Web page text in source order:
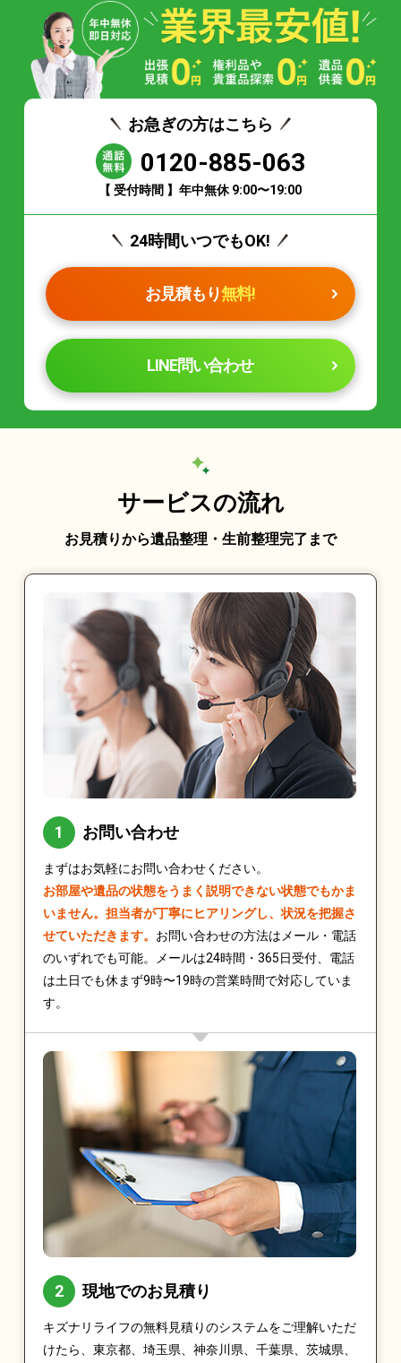
お急ぎの方はこちら
0120-885-063
【 受付時間 】年中無休 9:00〜19:00
24時間いつでもOK!
お見積もり無料!
LINE問い合わせ
サービスの流れ
お見積りから遺品整理・生前整理完了まで
お問い合わせ
まずはお気軽にお問い合わせください。
お部屋や遺品の状態をうまく説明できない状態でもかま
いません。担当者が丁寧にヒアリングし、状況を把握さ
せていただきます。 お問い合わせの方法はメール・電話
のいずれでも可能。メールは24時間・365日受付、電話
は土日でも休まず9時〜19時の営業時間で対応していま
す。
現地でのお見積り
キズナリライフの無料見積りのシステムをご理解いただ
けたら、東京都、埼玉県、神奈川県、千葉県、茨城県、